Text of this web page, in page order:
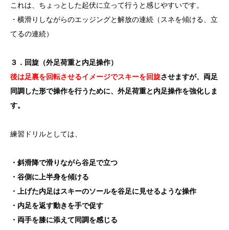
これは、ちょっとした起伏に立って行うと感じやすいです。
・横滑りしながらのエッジングと解放の連続（スネを傾ける、立
てるの連続）
３．回旋（外足荷重と内足操作）
後は足裏を回転させるイメージでスキーを回旋させますが、両足
同調した形で操作を行うために、外足荷重と内足操作を強化しま
す。
練習ドリルとしては、
・斜滑降で滑りながら谷足で立つ
・谷側に上半身を傾ける
・上げた内足はスキーのソールを谷足に見せるような操作
・内足を返す動きを手で促す
・両手を膝に添えて同調を感じる